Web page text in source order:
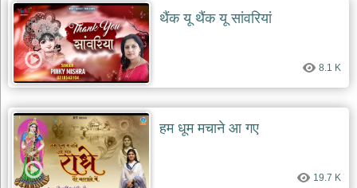
bhajans
आज
का
भजन
bhajan
day
भजन
जोड़ें
add
bhajans
थैंक यू थैंक यू सांवरियां
8.1 K
हम धूम मचाने आ गए
19.7 K